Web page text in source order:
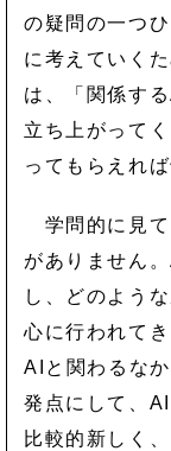
の疑問の一つ
に考えていく
は、「関係す
立ち上がって
ってもらえれば
学問的に見て
がありません
し、どのよう
心に行われて
AIと関わるな
発点にして、
比較的新しく